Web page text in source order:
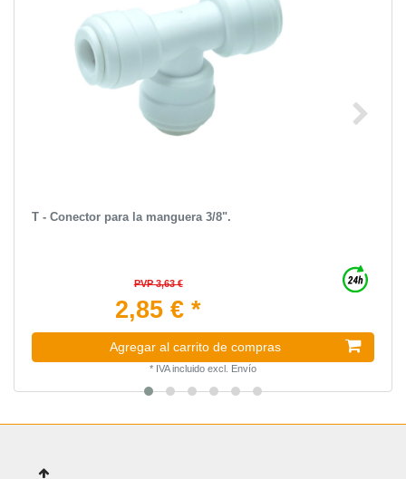
T - Conector para la manguera 3/8".
PVP 3,63 €
2,85 € *
Agregar al carrito de compras
* IVA incluido excl. Envío